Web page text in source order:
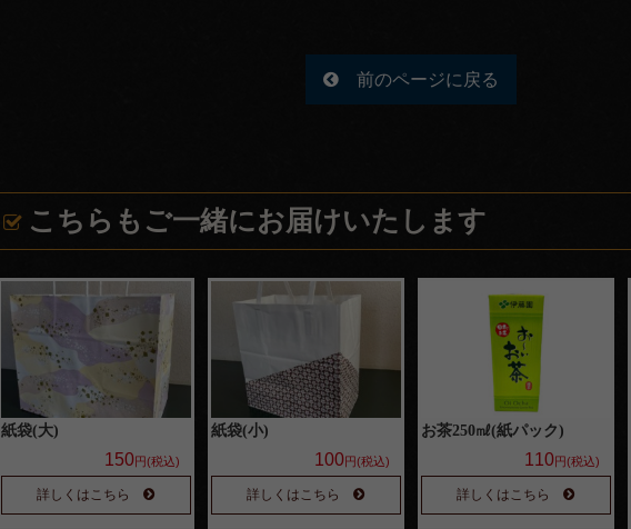
前のページに戻る
こちらもご一緒にお届けいたします
紙袋(大)
150円(税込)
詳しくはこちら
紙袋(小)
100円(税込)
詳しくはこちら
お茶250㎖(紙パック)
110円(税込)
詳しくはこちら